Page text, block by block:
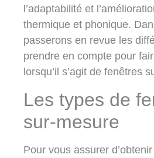
l’adaptabilité et
thermique et phonique.
passerons en revue les
prendre en compte pour
lorsqu’il s’agit de fenêtres
Les types de
sur-mesure
Pour vous assurer